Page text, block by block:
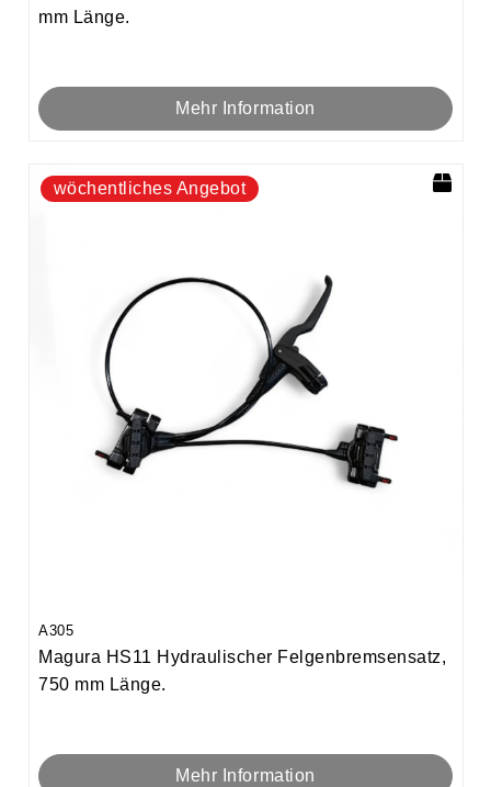
mm Länge.
Mehr Information
A305
Magura HS11 Hydraulischer Felgenbremsensatz,
750 mm Länge.
Mehr Information
wöchentliches Angebot